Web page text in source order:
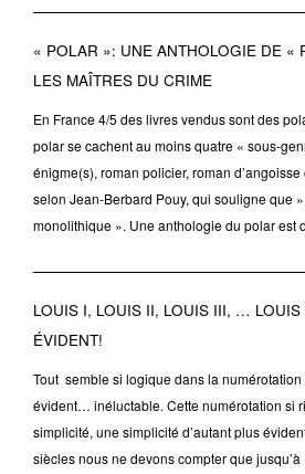
« POLAR »: UNE ANTHOLOGIE DE «
LES MAÎTRES DU CRIME
En France 4/5 des livres vendus sont des
polar se cachent au moins quatre « sous-
énigme(s), roman policier, roman
selon Jean-Berbard Pouy, qui souligne que
monolithique ». Une anthologie du polar
LOUIS I, LOUIS II, LOUIS III, … LOUIS
ÉVIDENT!
Tout semble si logique dans la numérotation
évident… inéluctable. Cette numérotation si
simplicité, une simplicité d’autant plus
siècles nous ne devons compter que